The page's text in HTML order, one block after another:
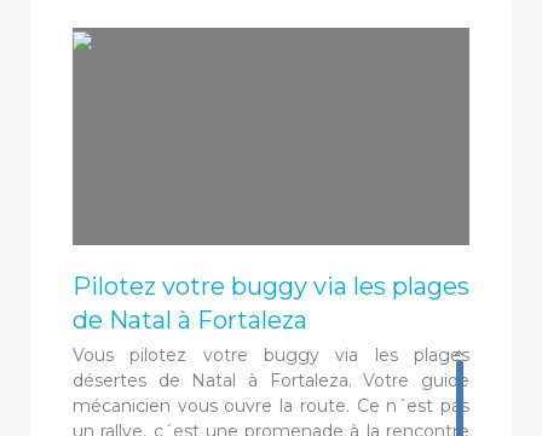
Pilotez votre buggy via les plages
de Natal à Fortaleza
Vous pilotez votre buggy via les plages
désertes de Natal à Fortaleza. Votre guide
mécanicien vous ouvre la route. Ce n´est pas
un rallye, c´est une promenade à la rencontre